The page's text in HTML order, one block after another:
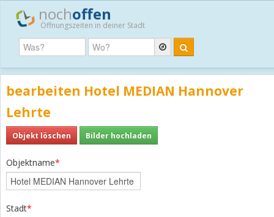
nochoffen
Öffnungszeiten in deiner Stadt
bearbeiten Hotel MEDIAN Hannover
Lehrte
Objekt löschen Bilder hochladen
Objektname*
Stadt*